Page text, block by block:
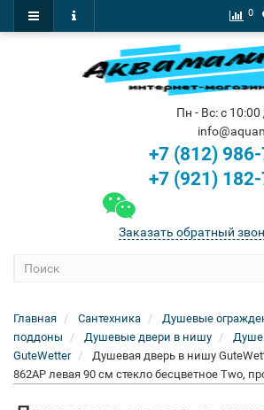
0
Пн - Вс: с 10:00
+7 (812)
+7 (921)
Заказать обратный
Главная Сантехника
Душевые
поддоны
Душевые двери в нишу
GuteWetter
Душевая дверь в нишу
862AP левая 90 см стекло бесцветное Two,